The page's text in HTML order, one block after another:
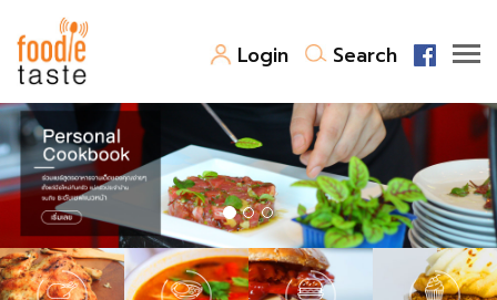
Login Search
สูตรอาหาร
สูตรอาหารล่าสุด
Top Foodie
พาไปชิม
สารพันก้นครัว